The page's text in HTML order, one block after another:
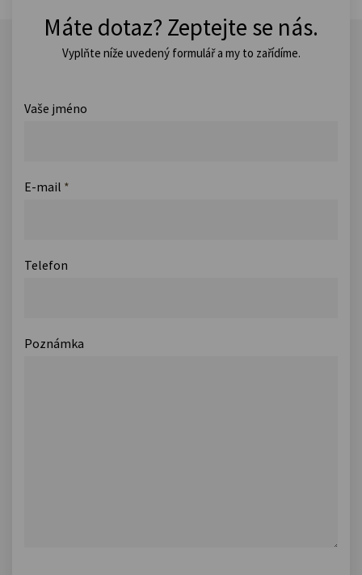
Máte dotaz? Zeptejte se nás.
Vyplňte níže uvedený formulář a my to zařídíme.
Vaše jméno
E-mail *
Telefon
Poznámka